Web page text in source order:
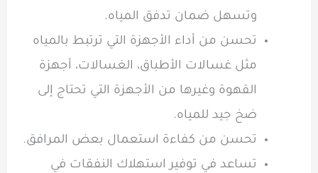
وتسهل ضمان تدفق المياه.
تحسن من أداء الأجهزة التي ترتبط بالمياه
مثل غسالات الأطباق، الغسالات، أجهزة
القهوة وغيرها من الأجهزة التي تحتاج إلى
ضخ جيد للمياه.
تحسن من كفاءة استعمال بعض المرافق.
تساعد في توفير استهلاك النفقات في